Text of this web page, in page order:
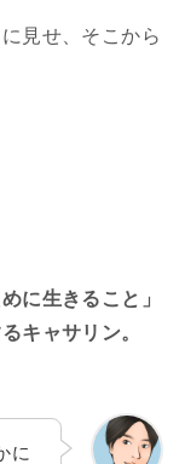
見せ、そこから
に生きること」
キャサリン。
に